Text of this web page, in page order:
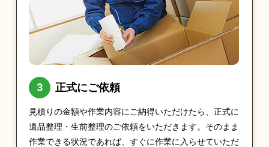
正式にご依頼
見積りの金額や作業内容にご納得いただけたら、正式に
遺品整理・生前整理のご依頼をいただきます。そのまま
作業できる状況であれば、すぐに作業に入らせていただ